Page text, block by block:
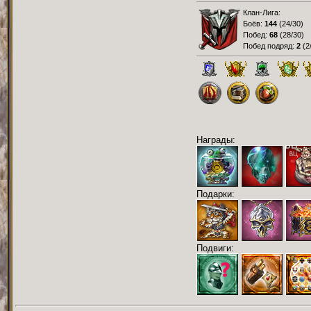
Клан-Лига:
Боёв: 144 (24/30)
Побед: 68 (28/30)
Побед подряд: 2 (
Награды:
Подарки:
Подвиги: